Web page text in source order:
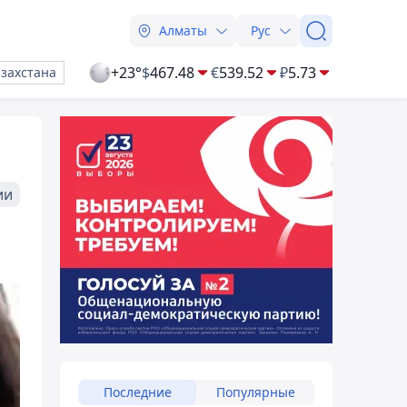
Алматы Рус
+23°$467.48 €539.52 ₽5.73
Последние Популярные